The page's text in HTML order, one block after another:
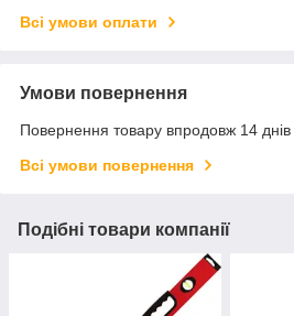
Всі умови оплати
Умови повернення
Повернення товару впродовж 14 днів
Всі умови повернення
Подібні товари компанії